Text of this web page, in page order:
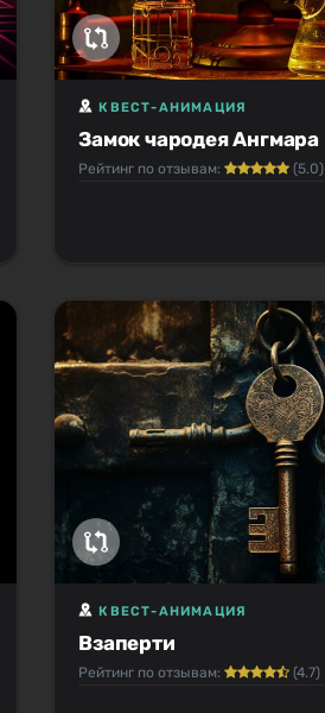
Замок чародея Ангмара
КВЕСТ-АНИМАЦИЯ
Рейтинг по отзывам: (5.0)
Взаперти
КВЕСТ-АНИМАЦИЯ
Рейтинг по отзывам: (4.7)